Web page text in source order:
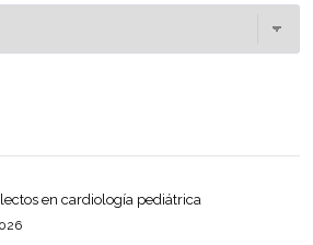
en cardiología pediátrica